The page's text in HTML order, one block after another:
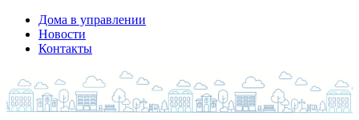
Дома в управлении
Новости
Контакты